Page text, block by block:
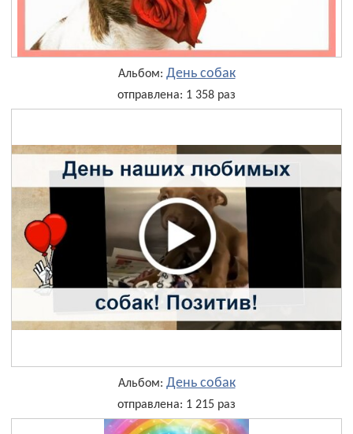
Альбом: День собак
отправлена: 1 358 раз
Альбом: День собак
отправлена: 1 215 раз